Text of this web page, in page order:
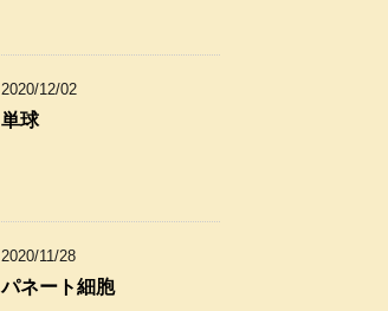
2020/12/02
単球
2020/11/28
パネート細胞